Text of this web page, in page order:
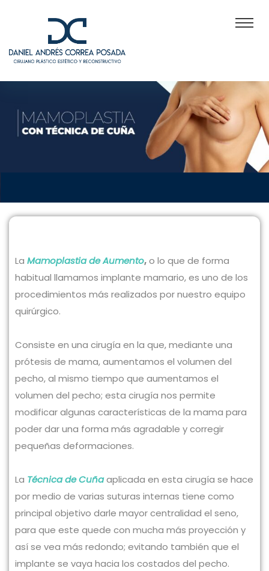
La Mamoplastia de Aumento,o lo que de forma
habitual llamamos implante mamario, es uno de los
procedimientos más realizados por nuestro equipo
quirúrgico.
Consiste en una cirugía en la que, mediante una
prótesis de mama, aumentamos el volumen del
pecho, al mismo tiempo que aumentamos el
volumen del pecho; esta cirugía nos permite
modificar algunas características de la mama para
poder dar una forma más agradable y corregir
pequeñas deformaciones.
La Técnica de Cuñaaplicada en esta cirugía se hace
por medio de varias suturas internas tiene como
principal objetivo darle mayor centralidad el seno,
para que este quede con mucha más proyección y
así se vea más redondo; evitando también que el
implante se vaya hacia los costados del pecho.